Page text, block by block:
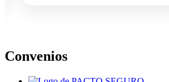
Convenios